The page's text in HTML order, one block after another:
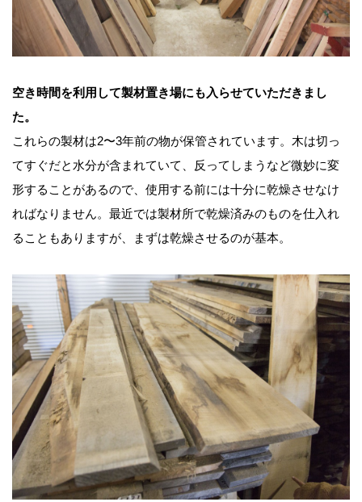
空き時間を利用して製材置き場にも入らせていただきまし
た。
これらの製材は2〜3年前の物が保管されています。木は切っ
てすぐだと水分が含まれていて、反ってしまうなど微妙に変
形することがあるので、使用する前には十分に乾燥させなけ
ればなりません。最近では製材所で乾燥済みのものを仕入れ
ることもありますが、まずは乾燥させるのが基本。